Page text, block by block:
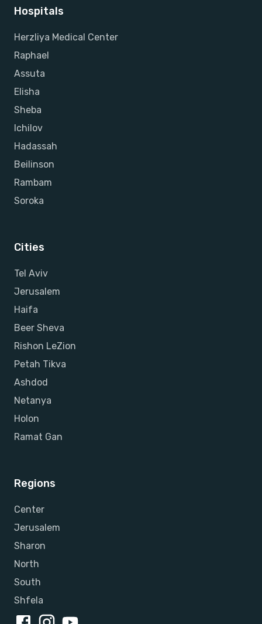
Hospitals
Herzliya Medical Center
Raphael
Assuta
Elisha
Sheba
Ichilov
Hadassah
Beilinson
Rambam
Soroka
Cities
Tel Aviv
Jerusalem
Haifa
Beer Sheva
Rishon LeZion
Petah Tikva
Ashdod
Netanya
Holon
Ramat Gan
Regions
Center
Jerusalem
Sharon
North
South
Shfela